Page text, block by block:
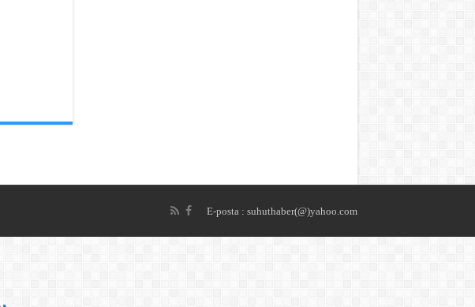
E-posta : suhuthaber(@)yahoo.com